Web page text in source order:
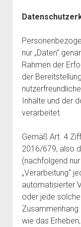
nur „Daten“
Rahmen der
der
Inhalte und der
verarbeitet.
Gemäß Art. 4
2016/679, also
(nachfolgend nur
„Verarbeitung“
automatisierter
oder jede
wie das